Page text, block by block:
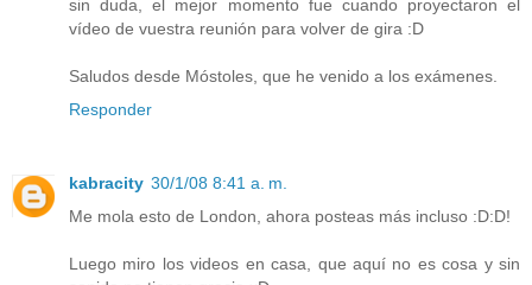
sin duda, el mejor momento fue cuando proyectaron el
vídeo de vuestra reunión para volver de gira :D
Saludos desde Móstoles, que he venido a los exámenes.
Responder
kabracity 30/1/08 8:41 a. m.
Me mola esto de London, ahora posteas más incluso :D:D!
Luego miro los videos en casa, que aquí no es cosa y sin